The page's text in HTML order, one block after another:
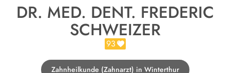
DR. MED. DENT. FREDERIC
SCHWEIZER
93
Zahnheilkunde (Zahnarzt) in Winterthur